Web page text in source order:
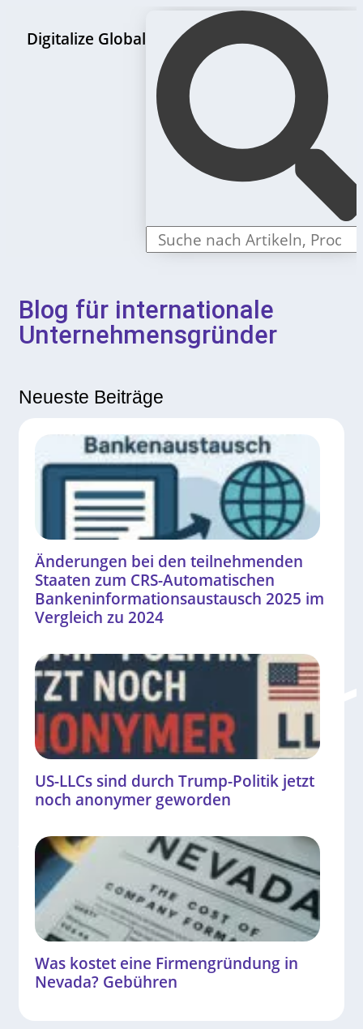
Digitalize Global
Blog für internationale
Unternehmensgründer
Neueste Beiträge
Änderungen bei den teilnehmenden
Staaten zum CRS-Automatischen
Bankeninformationsaustausch 2025 im
Vergleich zu 2024
US-LLCs sind durch Trump-Politik jetzt
noch anonymer geworden
Was kostet eine Firmengründung in
Nevada? Gebühren